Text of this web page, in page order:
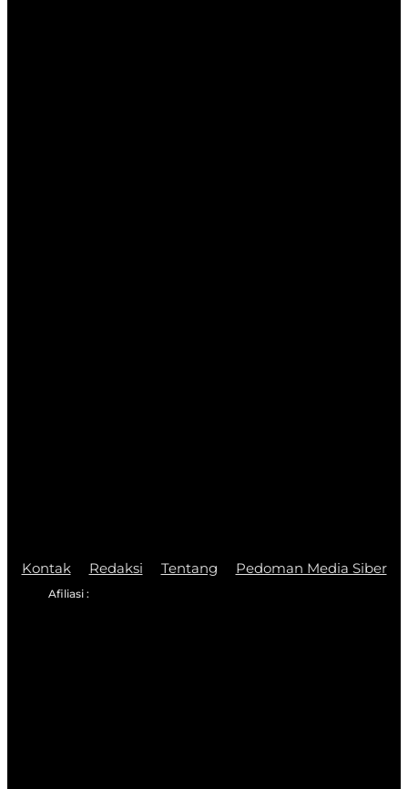
Kontak Redaksi Tentang Pedoman Media Siber
Afiliasi :